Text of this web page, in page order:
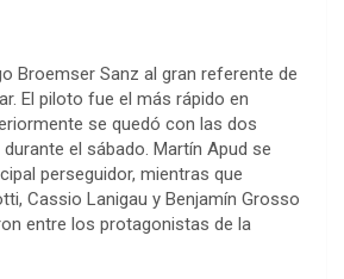
Broemser Sanz al gran referente de
El piloto fue el más rápido en
se quedó con las dos
el sábado. Martín Apud se
perseguidor, mientras que
Cassio Lanigau y Benjamín Grosso
entre los protagonistas de la